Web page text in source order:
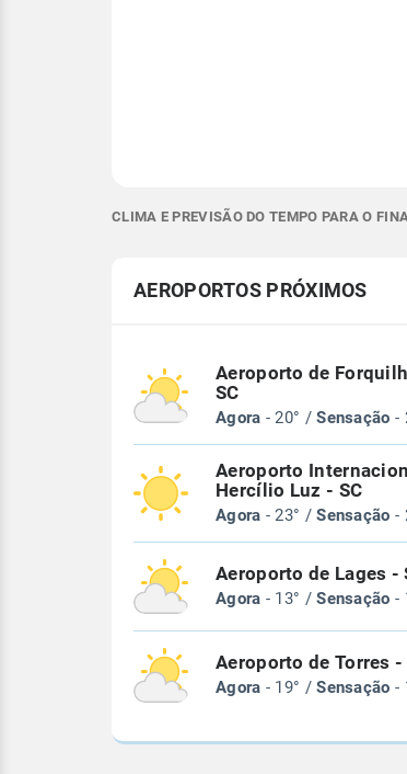
CLIMA E PREVISÃO DO TEMPO PARA O
AEROPORTOS PRÓXIMOS
Aeroporto de
SC
Agora - 20° /Sensação -
Aeroporto
Hercílio Luz - SC
Agora - 23° /Sensação -
Aeroporto de Lages -
Agora - 13° /Sensação -
Aeroporto de Torres -
Agora - 19° /Sensação -